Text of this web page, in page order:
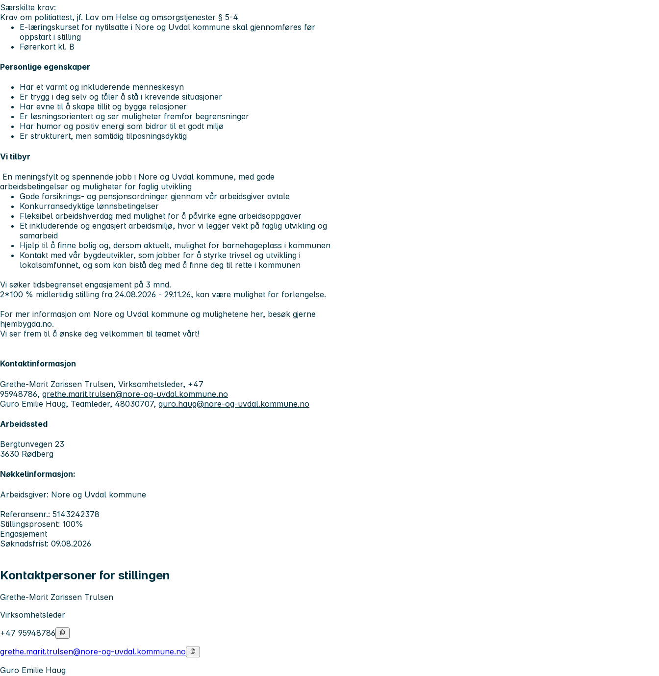
Særskilte krav:
Krav om politiattest, jf. Lov om Helse og omsorgstjenester § 5-4
E-læringskurset for nytilsatte i Nore og Uvdal kommune skal gjennomføres før
oppstart i stilling
Førerkort kl. B
Personlige egenskaper
Har et varmt og inkluderende menneskesyn
Er trygg i deg selv og tåler å stå i krevende situasjoner
Har evne til å skape tillit og bygge relasjoner
Er løsningsorientert og ser muligheter fremfor begrensninger
Har humor og positiv energi som bidrar til et godt miljø
Er strukturert, men samtidig tilpasningsdyktig
Vi tilbyr
En meningsfylt og spennende jobb i Nore og Uvdal kommune, med gode
arbeidsbetingelser og muligheter for faglig utvikling
Gode forsikrings- og pensjonsordninger gjennom vår arbeidsgiver avtale
Konkurransedyktige lønnsbetingelser
Fleksibel arbeidshverdag med mulighet for å påvirke egne arbeidsoppgaver
Et inkluderende og engasjert arbeidsmiljø, hvor vi legger vekt på faglig utvikling og
samarbeid
Hjelp til å finne bolig og, dersom aktuelt, mulighet for barnehageplass i kommunen
Kontakt med vår bygdeutvikler, som jobber for å styrke trivsel og utvikling i
lokalsamfunnet, og som kan bistå deg med å finne deg til rette i kommunen
Vi søker tidsbegrenset engasjement på 3 mnd.
2*100 % midlertidig stilling fra 24.08.2026 - 29.11.26, kan være mulighet for forlengelse.
For mer informasjon om Nore og Uvdal kommune og mulighetene her, besøk gjerne
hjembygda.no.
Vi ser frem til å ønske deg velkommen til teamet vårt!
Kontaktinformasjon
Grethe-Marit Zarissen Trulsen, Virksomhetsleder, +47
95948786, grethe.marit.trulsen@nore-og-uvdal.kommune.no
Guro Emilie Haug, Teamleder, 48030707, guro.haug@nore-og-uvdal.kommune.no
Arbeidssted
Bergtunvegen 23
3630 Rødberg
Nøkkelinformasjon:
Arbeidsgiver: Nore og Uvdal kommune
Referansenr.: 5143242378
Stillingsprosent: 100%
Engasjement
Søknadsfrist: 09.08.2026
Kontaktpersoner for stillingen
Grethe-Marit Zarissen Trulsen
Virksomhetsleder
+47 95948786
grethe.marit.trulsen@nore-og-uvdal.kommune.no
Guro Emilie Haug